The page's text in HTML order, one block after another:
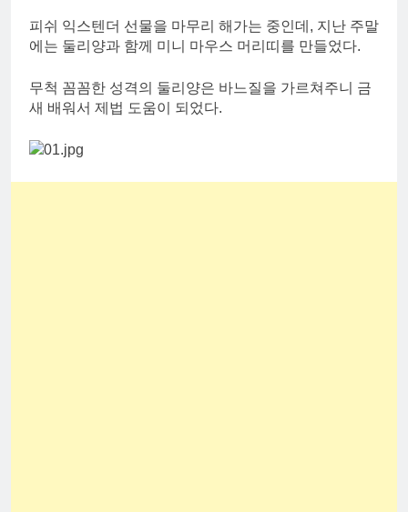
피쉬 익스텐더 선물을 마무리 해가는 중인데, 지난 주말
에는 둘리양과 함께 미니 마우스 머리띠를 만들었다.
무척 꼼꼼한 성격의 둘리양은 바느질을 가르쳐주니 금
새 배워서 제법 도움이 되었다.